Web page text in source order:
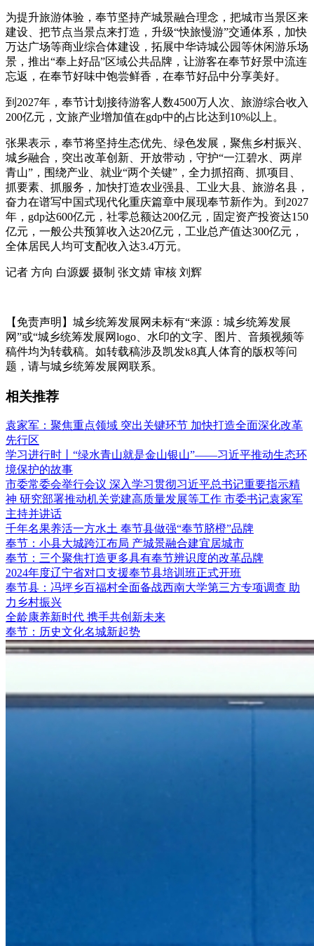
为提升旅游体验，奉节坚持产城景融合理念，把城市当景区来
建设、把节点当景点来打造，升级“快旅慢游”交通体系，加快
万达广场等商业综合体建设，拓展中华诗城公园等休闲游乐场
景，推出“奉上好品”区域公共品牌，让游客在奉节好景中流连
忘返，在奉节好味中饱尝鲜香，在奉节好品中分享美好。
到2027年，奉节计划接待游客人数4500万人次、旅游综合收入
200亿元，文旅产业增加值在gdp中的占比达到10%以上。
张果表示，奉节将坚持生态优先、绿色发展，聚焦乡村振兴、
城乡融合，突出改革创新、开放带动，守护“一江碧水、两岸
青山”，围绕产业、就业“两个关键”，全力抓招商、抓项目、
抓要素、抓服务，加快打造农业强县、工业大县、旅游名县，
奋力在谱写中国式现代化重庆篇章中展现奉节新作为。到2027
年，gdp达600亿元，社零总额达200亿元，固定资产投资达150
亿元，一般公共预算收入达20亿元，工业总产值达300亿元，
全体居民人均可支配收入达3.4万元。
记者 方向 白源媛 摄制 张文婧 审核 刘辉
【免责声明】城乡统筹发展网未标有“来源：城乡统筹发展
网”或“城乡统筹发展网logo、水印的文字、图片、音频视频等
稿件均为转载稿。如转载稿涉及凯发k8真人体育的版权等问
题，请与城乡统筹发展网联系。
相关推荐
袁家军：聚焦重点领域 突出关键环节 加快打造全面深化改革
先行区
学习进行时丨“绿水青山就是金山银山”——习近平推动生态环
境保护的故事
市委常委会举行会议 深入学习贯彻习近平总书记重要指示精
神 研究部署推动机关党建高质量发展等工作 市委书记袁家军
主持并讲话
千年名果养活一方水土 奉节县做强“奉节脐橙”品牌
奉节：小县大城跨江布局 产城景融合建宜居城市
奉节：三个聚焦打造更多具有奉节辨识度的改革品牌
2024年度辽宁省对口支援奉节县培训班正式开班
奉节县：冯坪乡百福村全面备战西南大学第三方专项调查 助
力乡村振兴
全龄康养新时代 携手共创新未来
奉节：历史文化名城新起势